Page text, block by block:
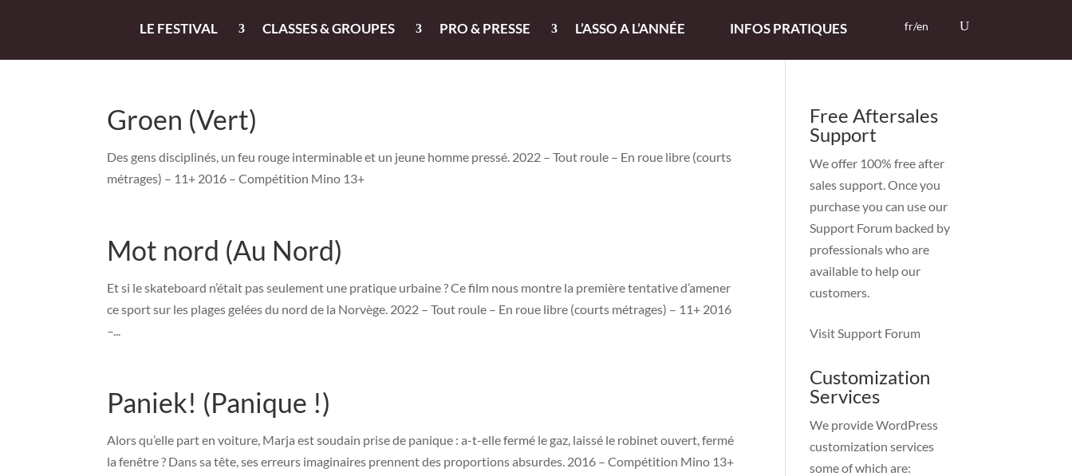
LE FESTIVAL CLASSES & GROUPES PRO & PRESSE L’ASSO A L’ANNÉE INFOS PRATIQUES fr/en
Groen (Vert)
Des gens disciplinés, un feu rouge interminable et un jeune homme pressé. 2022 – Tout roule – En roue libre (courts
métrages) – 11+ 2016 – Compétition Mino 13+
Mot nord (Au Nord)
Et si le skateboard n’était pas seulement une pratique urbaine ? Ce film nous montre la première tentative d’amener
ce sport sur les plages gelées du nord de la Norvège. 2022 – Tout roule – En roue libre (courts métrages) – 11+ 2016
–...
Paniek! (Panique !)
Alors qu’elle part en voiture, Marja est soudain prise de panique : a-t-elle fermé le gaz, laissé le robinet ouvert, fermé
la fenêtre ? Dans sa tête, ses erreurs imaginaires prennent des proportions absurdes. 2016 – Compétition Mino 13+
Free Aftersales
Support
We offer 100% free after
sales support. Once you
purchase you can use our
Support Forum backed by
professionals who are
available to help our
customers.
Visit Support Forum
Customization
Services
We provide WordPress
customization services
some of which are: